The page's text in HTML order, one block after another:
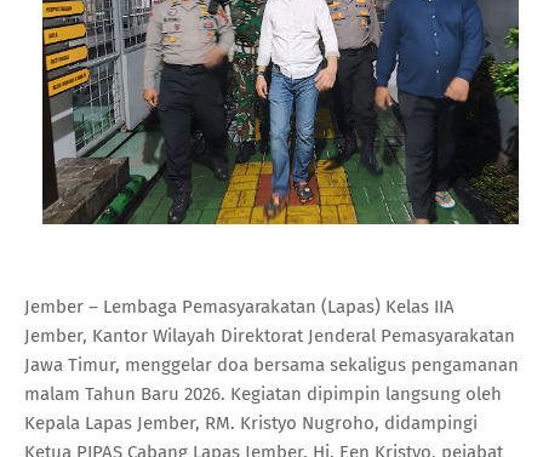
Jember – Lembaga Pemasyarakatan (Lapas) Kelas IIA
Jember, Kantor Wilayah Direktorat Jenderal Pemasyarakatan
Jawa Timur, menggelar doa bersama sekaligus pengamanan
malam Tahun Baru 2026. Kegiatan dipimpin langsung oleh
Kepala Lapas Jember, RM. Kristyo Nugroho, didampingi
Ketua PIPAS Cabang Lapas Jember, Hj. Een Kristyo, pejabat